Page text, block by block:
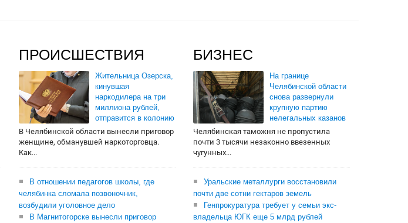
ПРОИСШЕСТВИЯ
Жительница Озерска,
кинувшая
наркодилера на три
миллиона рублей,
отправится в колонию
В Челябинской области вынесли приговор
женщине, обманувшей наркоторговца.
Как...
В отношении педагогов школы, где
челябинка сломала позвоночник,
возбудили уголовное дело
В Магнитогорске вынесли приговор
БИЗНЕС
На границе
Челябинской области
снова развернули
крупную партию
нелегальных казанов
Челябинская таможня не пропустила
почти 3 тысячи незаконно ввезенных
чугунных...
Уральские металлурги восстановили
почти две сотни гектаров земель
Генпрокуратура требует у семьи экс-
владельца ЮГК еще 5 млрд рублей